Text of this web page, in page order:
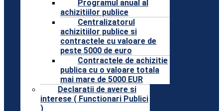
Programul anual al
achizitiilor publice
Centralizatorul
achizitiilor publice si
contractele cu valoare de
peste 5000 de euro
Contractele de achizitie
publica cu o valoare totala
mai mare de 5000 EUR
Declaratii de avere si
interese ( Functionari Publici
)